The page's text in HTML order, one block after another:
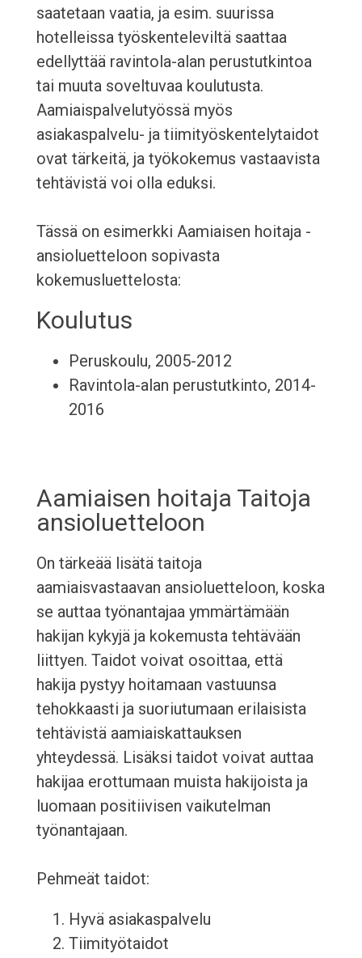
saatetaan vaatia, ja esim. suurissa
hotelleissa työskenteleviltä saattaa
edellyttää ravintola-alan perustutkintoa
tai muuta soveltuvaa koulutusta.
Aamiaispalvelutyössä myös
asiakaspalvelu- ja tiimityöskentelytaidot
ovat tärkeitä, ja työkokemus vastaavista
tehtävistä voi olla eduksi.
Tässä on esimerkki Aamiaisen hoitaja -
ansioluetteloon sopivasta
kokemusluettelosta:
Koulutus
Peruskoulu, 2005-2012
Ravintola-alan perustutkinto, 2014-
2016
Aamiaisen hoitaja Taitoja
ansioluetteloon
On tärkeää lisätä taitoja
aamiaisvastaavan ansioluetteloon, koska
se auttaa työnantajaa ymmärtämään
hakijan kykyjä ja kokemusta tehtävään
liittyen. Taidot voivat osoittaa, että
hakija pystyy hoitamaan vastuunsa
tehokkaasti ja suoriutumaan erilaisista
tehtävistä aamiaiskattauksen
yhteydessä. Lisäksi taidot voivat auttaa
hakijaa erottumaan muista hakijoista ja
luomaan positiivisen vaikutelman
työnantajaan.
Pehmeät taidot:
Hyvä asiakaspalvelu
Tiimityötaidot